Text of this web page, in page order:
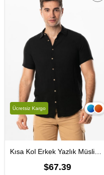
Kısa Kol Erkek Yazlık Müslin Gömlek Siyah Syh
$67.39
Ücretsiz Kargo